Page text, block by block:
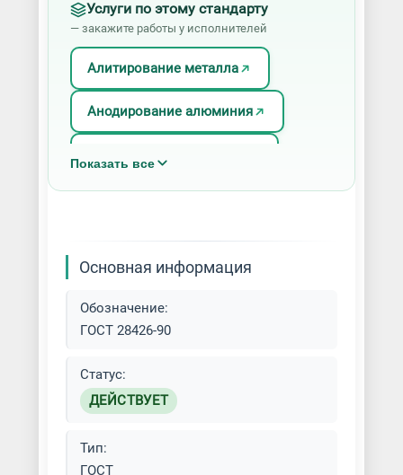
Услуги по этому стандарту
— закажите работы у исполнителей
Алитирование металла
Анодирование алюминия
Голубое травление
деталей
Латунирование металла
Показать все
Основная информация
Обозначение:
ГОСТ 28426-90
Статус:
ДЕЙСТВУЕТ
Тип:
ГОСТ